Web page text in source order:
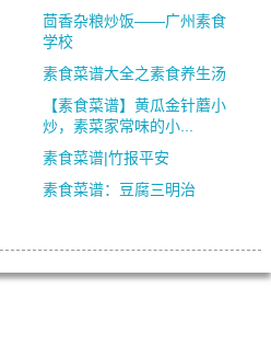
茴香杂粮炒饭——广州素食
学校
素食菜谱大全之素食养生汤
【素食菜谱】黄瓜金针蘑小
炒，素菜家常味的小...
素食菜谱|竹报平安
素食菜谱：豆腐三明治